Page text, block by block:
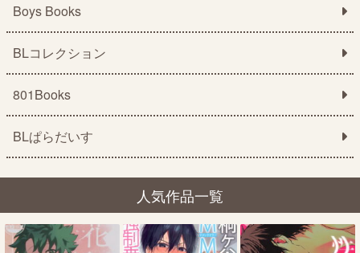
Boys Books
BLコレクション
801Books
BLぱらだいす
人気作品一覧